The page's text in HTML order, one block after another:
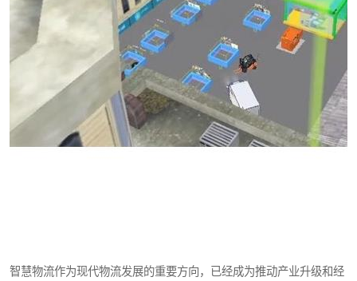
智慧物流作为现代物流发展的重要方向，已经成为推动产业升级和经